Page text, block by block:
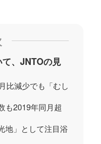
、JNTOの見
比減少でも「むし
も2019年同月超
地」として注目浴